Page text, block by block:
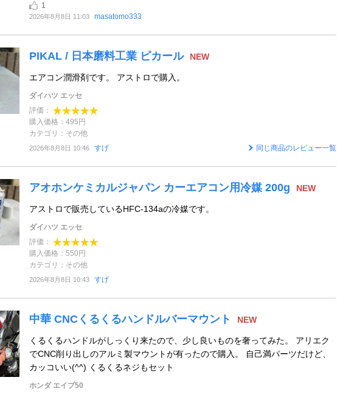
1
2026年8月8日 11:03 masatomo333
PIKAL / 日本磨料工業 ピカール NEW
エアコン潤滑剤です。 アストロで購入。
ダイハツ エッセ
評価：
購入価格：495円
カテゴリ：その他
2026年8月8日 10:46 すげ 同じ商品のレビュー一覧
アオホンケミカルジャパン カーエアコン用冷媒 200g NEW
アストロで販売しているHFC-134aの冷媒です。
ダイハツ エッセ
評価：
購入価格：550円
カテゴリ：その他
2026年8月8日 10:43 すげ
中華 CNCくるくるハンドルバーマウント NEW
くるくるハンドルがしっくり来たので、少し良いものを奢ってみた。 アリエク
でCNC削り出しのアルミ製マウントが有ったので購入。 自己満パーツだけど、
カッコいい(^^) くるくるネジもセット
ホンダ エイプ50